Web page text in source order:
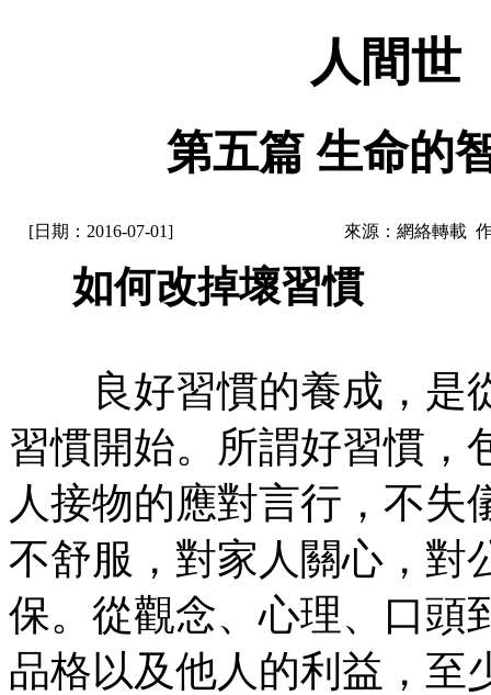
人間
第五篇 生命的
[日期：2016-07-01] 來源：網絡轉載
如何改掉壞習慣
良好習慣的養成，是
習慣開始。所謂好習慣，
人接物的應對言行，不失
不舒服，對家人關心，對
保。從觀念、心理、口頭
品格以及他人的利益，至